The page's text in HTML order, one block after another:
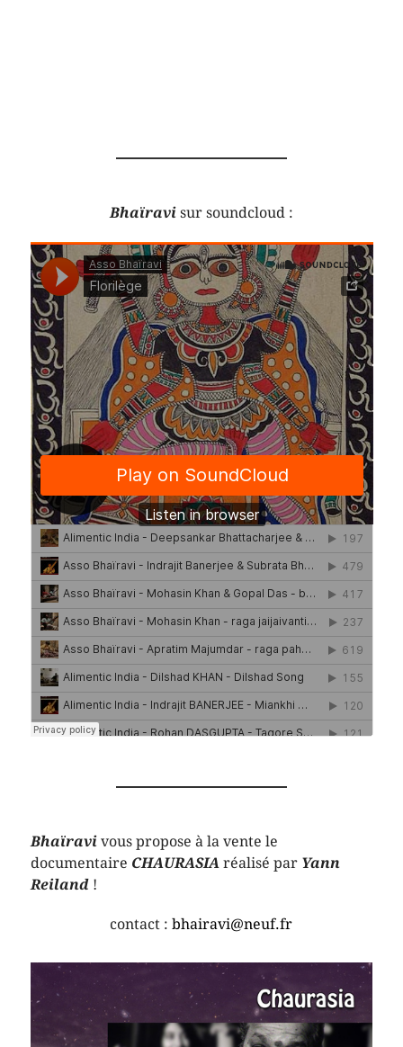
Bhaïravisur soundcloud :
Bhaïravivous propose à la vente le
documentaire CHAURASIAréalisé par Yann
Reiland!
contact : bhairavi@neuf.fr